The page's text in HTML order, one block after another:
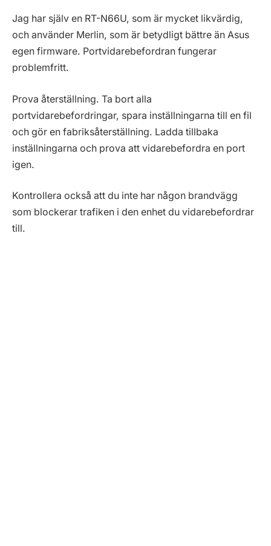
Jag har själv en RT-N66U, som är mycket likvärdig,
och använder Merlin, som är betydligt bättre än Asus
egen firmware. Portvidarebefordran fungerar
problemfritt.
Prova återställning. Ta bort alla
portvidarebefordringar, spara inställningarna till en fil
och gör en fabriksåterställning. Ladda tillbaka
inställningarna och prova att vidarebefordra en port
igen.
Kontrollera också att du inte har någon brandvägg
som blockerar trafiken i den enhet du vidarebefordrar
till.